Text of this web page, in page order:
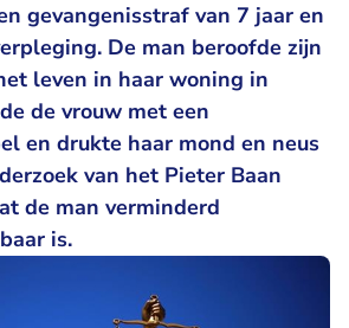
gevangenisstraf van 7 jaar en
De man beroofde zijn
leven in haar woning in
de vrouw met een
en drukte haar mond en neus
van het Pieter Baan
de man verminderd
is.